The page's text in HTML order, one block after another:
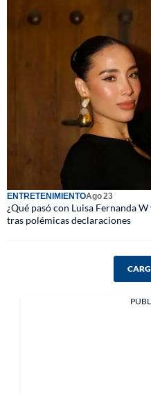
ENTRETENIMIENTOAgo 23
¿Qué pasó con Luisa Fernanda
tras polémicas declaraciones